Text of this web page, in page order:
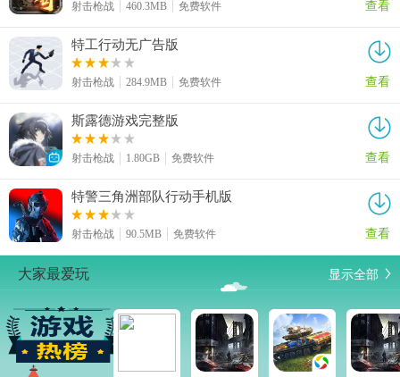
射击枪战 460.3MB 免费软件 查看
特工行动无广告版
射击枪战 284.9MB 免费软件 查看
斯露德游戏完整版
射击枪战 1.80GB 免费软件 查看
特警三角洲部队行动手机版
射击枪战 90.5MB 免费软件 查看
大家最爱玩 显示全部